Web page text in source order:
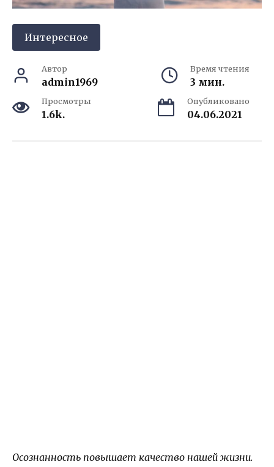
Интересное
Автор
admin1969
Время чтения
3 мин.
Просмотры
1.6k.
Опубликовано
04.06.2021
Осознанность повышает качество нашей жизни.